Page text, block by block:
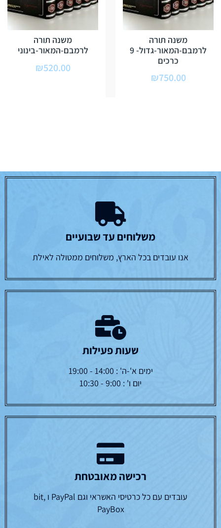
משנה תורה
לרמבם-המאור-גדול- 9
כרכים
₪750.00
משנה תורה
לרמבם-המאור-בינוני
₪520.00
משלוחים עד שבועיים
אנו עובדים בכל הארץ, משלוחים ממטולה לאילת
שעות פעילות
ימים א'-ה' : 14:00 - 19:00
יום ו' : 9:00 - 10:30
רכישה מאובטחת
עובדים עם כל כרטיסי האשראי וגם PayPal ו bit,
PayBox